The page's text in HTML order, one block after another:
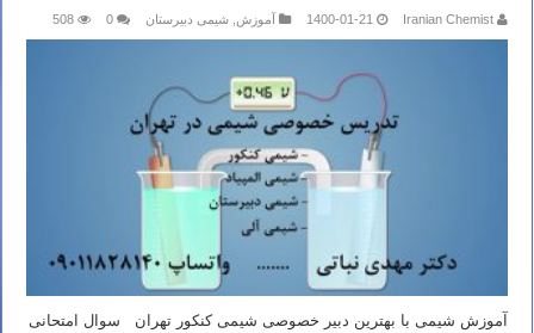
Iranian Chemist
1400-01-21 آموزش شیمی دبیرستان 0
508
آموزش شیمی با بهترین دبیر خصوصی شیمی کنکور تهران سوال امتحانی